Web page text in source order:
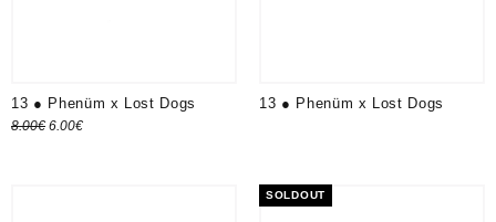
13 ● Phenüm x Lost Dogs
8.00€ Le
6.00€Le
13 ● Phenüm x Lost Dogs
SOLDOUT